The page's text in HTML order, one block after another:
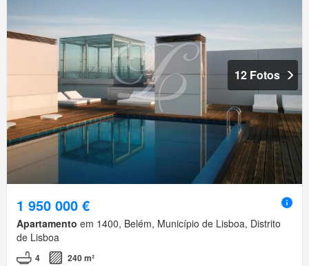
12 Fotos
1 950 000 €
Apartamento em 1400, Belém, Município de Lisboa, Distrito
de Lisboa
4 240 m²